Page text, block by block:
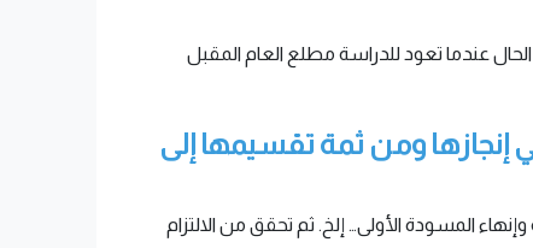
عندما تعود للدراسة مطلع العام المقبل
إنجازها ومن ثمة تقسيمها إلى
المسودة الأولى… إلخ. ثم تحقق من الالتزام